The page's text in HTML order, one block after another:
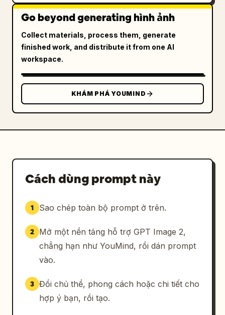
Go beyond generating hình ảnh
Collect materials, process them, generate
finished work, and distribute it from one AI
workspace.
KHÁM PHÁ YOUMIND
Cách dùng prompt này
1 Sao chép toàn bộ prompt ở trên.
2
Mở một nền tảng hỗ trợ GPT Image 2,
chẳng hạn như YouMind, rồi dán prompt
vào.
3 Đổi chủ thể, phong cách hoặc chi tiết cho
hợp ý bạn, rồi tạo.